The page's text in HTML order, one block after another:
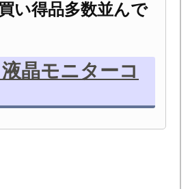
い得品多数並んで
液晶モニターコ